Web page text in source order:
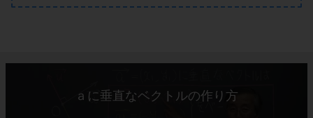
ａに垂直なベクトルの作り方